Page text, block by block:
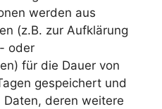
werden aus
(z.B. zur Aufklärung
oder
für die Dauer von
gespeichert und
deren weitere